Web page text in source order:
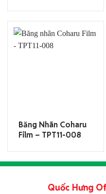
Băng Nhãn Coharu
Film – TPT11-008
Quốc Hưng